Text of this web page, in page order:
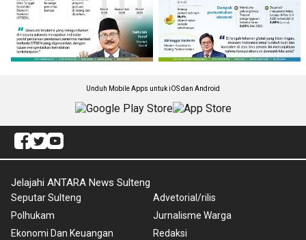
Unduh Mobile Apps untuk iOS dan Android
Jelajahi ANTARA News Sulteng
Seputar Sulteng
Polhukam
Ekonomi Dan Keuangan
Advetorial/rilis
Jurnalisme Warga
Redaksi